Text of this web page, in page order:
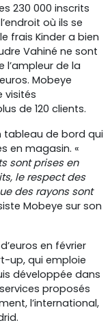
230 000 inscrits
où ils se
frais Kinder a bien
Vahiné ne sont
l’ampleur de la
Mobeye
visités
de 120 clients.
tableau de bord qui
en magasin. «
sont prises en
le respect des
des rayons sont
Mobeye sur son
en février
up, qui emploie
développée dans
proposés
l’international,